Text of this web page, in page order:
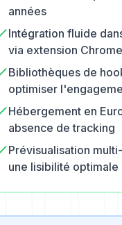
années
Intégration fluide
via extension Chrome
Bibliothèques de
optimiser
Hébergement en
absence de tracking
Prévisualisation
une lisibilité optimale